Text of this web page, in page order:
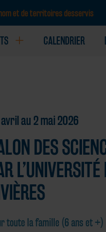
et de territoires desservis
CALENDRIER
au 2 mai 2026
DES
toute la famille (6 ans et +)